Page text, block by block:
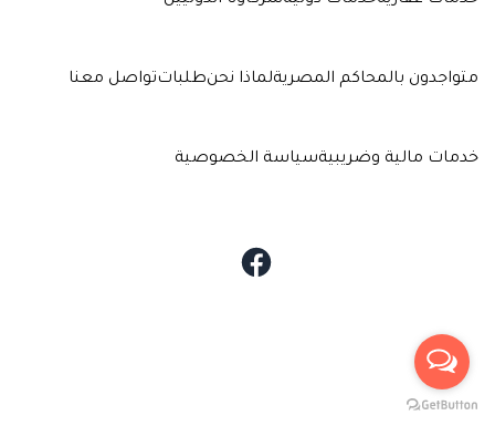
متواجدون بالمحاكم المصريةلماذا نحنطلباتتواصل معنا
خدمات مالية وضريبيةسياسة الخصوصية